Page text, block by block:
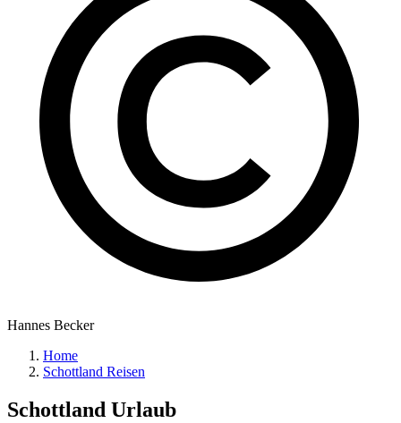
Hannes Becker
Home
Schottland Reisen
Schottland Urlaub